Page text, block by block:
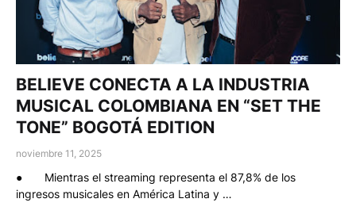
BELIEVE CONECTA A LA INDUSTRIA
MUSICAL COLOMBIANA EN “SET THE
TONE” BOGOTÁ EDITION
noviembre 11, 2025
● Mientras el streaming representa el 87,8% de los
ingresos musicales en América Latina y …